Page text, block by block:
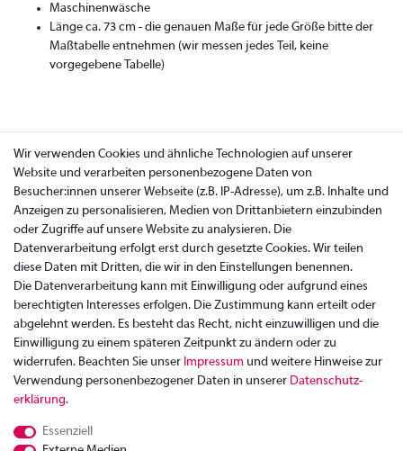
Maschinenwäsche
Länge ca. 73 cm - die genauen Maße für jede Größe bitte der
Maßtabelle entnehmen (wir messen jedes Teil, keine
vorgegebene Tabelle)
Zahlung
Rücksendung
Wir verwenden Cookies und ähnliche Technologien auf unserer
Website und verarbeiten personenbezogene Daten von
Besucher:innen unserer Webseite (z.B. IP-Adresse), um z.B. Inhalte und
Anzeigen zu personalisieren, Medien von Drittanbietern einzubinden
oder Zugriffe auf unsere Website zu analysieren. Die
Datenverarbeitung erfolgt erst durch gesetzte Cookies. Wir teilen
diese Daten mit Dritten, die wir in den Einstellungen benennen.
Die Datenverarbeitung kann mit Einwilligung oder aufgrund eines
berechtigten Interesses erfolgen. Die Zustimmung kann erteilt oder
abgelehnt werden. Es besteht das Recht, nicht einzuwilligen und die
Einwilligung zu einem späteren Zeitpunkt zu ändern oder zu
widerrufen. Beachten Sie unser Impressum und weitere Hinweise zur
Verwendung personenbezogener Daten in unserer Daten­schutz­
erklärung.
Essenziell